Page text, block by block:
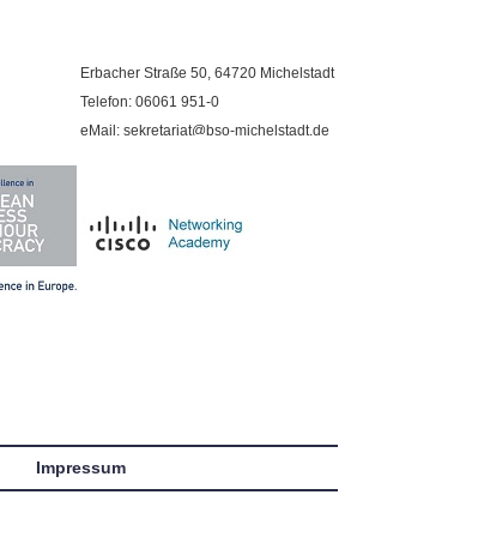
Erbacher Straße 50, 64720 Michelstadt
Telefon: 06061 951-0
eMail: sekretariat@bso-michelstadt.de
Impressum